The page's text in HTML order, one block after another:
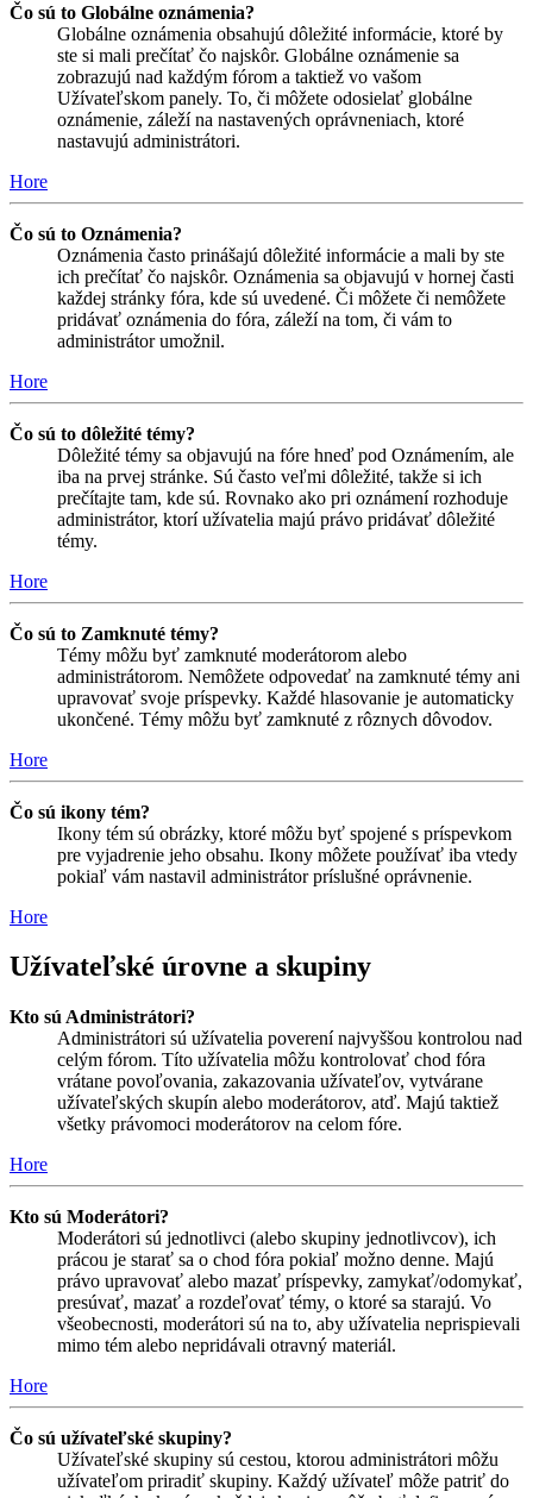
Čo sú to Globálne oznámenia?
Globálne oznámenia obsahujú dôležité informácie, ktoré by
ste si mali prečítať čo najskôr. Globálne oznámenie sa
zobrazujú nad každým fórom a taktiež vo vašom
Užívateľskom panely. To, či môžete odosielať globálne
oznámenie, záleží na nastavených oprávneniach, ktoré
nastavujú administrátori.
Hore
Čo sú to Oznámenia?
Oznámenia často prinášajú dôležité informácie a mali by ste
ich prečítať čo najskôr. Oznámenia sa objavujú v hornej časti
každej stránky fóra, kde sú uvedené. Či môžete či nemôžete
pridávať oznámenia do fóra, záleží na tom, či vám to
administrátor umožnil.
Hore
Čo sú to dôležité témy?
Dôležité témy sa objavujú na fóre hneď pod Oznámením, ale
iba na prvej stránke. Sú často veľmi dôležité, takže si ich
prečítajte tam, kde sú. Rovnako ako pri oznámení rozhoduje
administrátor, ktorí užívatelia majú právo pridávať dôležité
témy.
Hore
Čo sú to Zamknuté témy?
Témy môžu byť zamknuté moderátorom alebo
administrátorom. Nemôžete odpovedať na zamknuté témy ani
upravovať svoje príspevky. Každé hlasovanie je automaticky
ukončené. Témy môžu byť zamknuté z rôznych dôvodov.
Hore
Čo sú ikony tém?
Ikony tém sú obrázky, ktoré môžu byť spojené s príspevkom
pre vyjadrenie jeho obsahu. Ikony môžete používať iba vtedy
pokiaľ vám nastavil administrátor príslušné oprávnenie.
Hore
Užívateľské úrovne a skupiny
Kto sú Administrátori?
Administrátori sú užívatelia poverení najvyššou kontrolou nad
celým fórom. Títo užívatelia môžu kontrolovať chod fóra
vrátane povoľovania, zakazovania užívateľov, vytvárane
užívateľských skupín alebo moderátorov, atď. Majú taktiež
všetky právomoci moderátorov na celom fóre.
Hore
Kto sú Moderátori?
Moderátori sú jednotlivci (alebo skupiny jednotlivcov), ich
prácou je starať sa o chod fóra pokiaľ možno denne. Majú
právo upravovať alebo mazať príspevky, zamykať/odomykať,
presúvať, mazať a rozdeľovať témy, o ktoré sa starajú. Vo
všeobecnosti, moderátori sú na to, aby užívatelia neprispievali
mimo tém alebo nepridávali otravný materiál.
Hore
Čo sú užívateľské skupiny?
Užívateľské skupiny sú cestou, ktorou administrátori môžu
užívateľom priradiť skupiny. Každý užívateľ môže patriť do